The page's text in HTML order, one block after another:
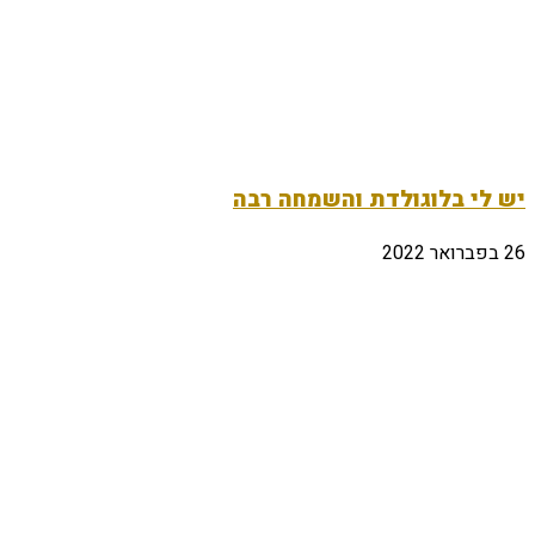
יש לי בלוגולדת והשמחה רבה
26 בפברואר 2022